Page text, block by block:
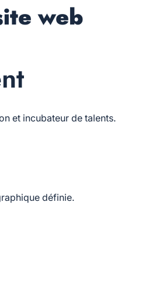
web
et incubateur de talents.
définie.